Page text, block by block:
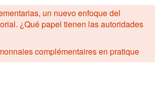
un nuevo enfoque del
¿Qué papel tienen las autoridades
complémentaires en pratique